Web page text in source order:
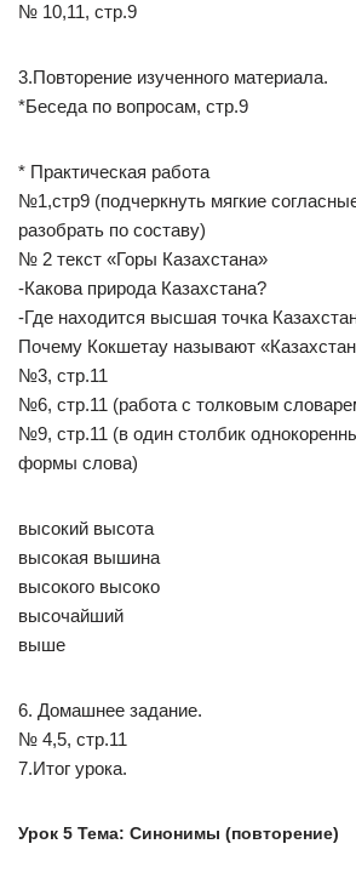
№ 10,11, стр.9
3.Повторение изученного материала.
*Беседа по вопросам, стр.9
* Практическая работа
№1,стр9 (подчеркнуть мягкие
разобрать по составу)
№ 2 текст «Горы Казахстана»
-Какова природа Казахстана?
-Где находится высшая точка
Почему Кокшетау называют
№3, стр.11
№6, стр.11 (работа с толковым
№9, стр.11 (в один столбик
формы слова)
высокий высота
высокая вышина
высокого высоко
высочайший
выше
6. Домашнее задание.
№ 4,5, стр.11
7.Итог урока.
Урок 5 Тема: Синонимы (повторение)